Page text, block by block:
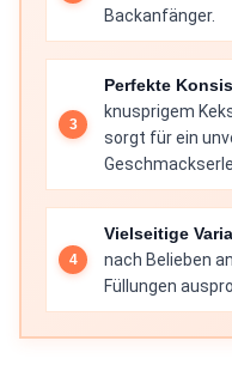
Backanfänger.
Perfekte
knusprigem
sorgt für ein
Vielseitige
nach Belieben
Füllungen